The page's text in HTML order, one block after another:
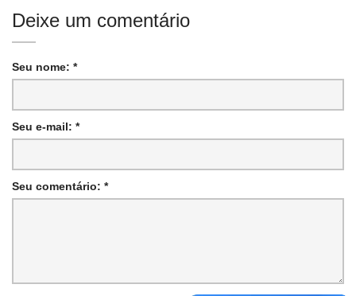
Deixe um comentário
Seu nome: *
Seu e-mail: *
Seu comentário: *